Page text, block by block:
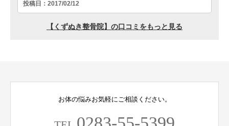
お体の悩みお気軽にご相談ください。